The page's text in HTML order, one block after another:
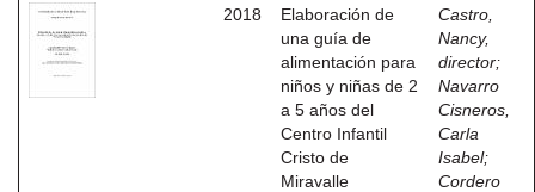
2018
Elaboración de
una guía de
alimentación para
niños y niñas de 2
a 5 años del
Centro Infantil
Cristo de
Miravalle
Castro,
Nancy,
director;
Navarro
Cisneros,
Carla
Isabel;
Cordero